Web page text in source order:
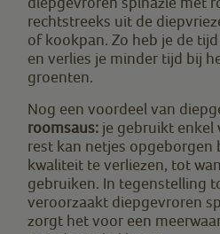
rechtstreeks uit de
of kookpan. Zo heb je de
en verlies je minder tijd bij
groenten.
Nog een voordeel van
roomsaus: je gebruikt enkel
rest kan netjes opgeborgen
kwaliteit te verliezen, tot
gebruiken. In tegenstelling
veroorzaakt diepgevroren
zorgt het voor een